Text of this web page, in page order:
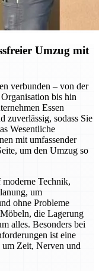
Umzug mit
verbunden – von der
bis hin
Essen
zuverlässig, sodass Sie
Wesentliche
mit umfassender
um den Umzug so
moderne Technik,
um
ohne Probleme
die Lagerung
alles. Besonders bei
ist eine
Zeit, Nerven und